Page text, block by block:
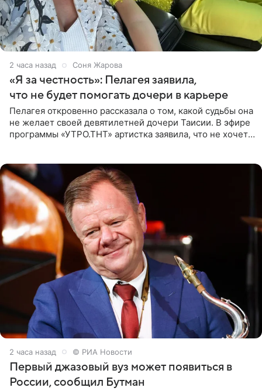
2 часа назад Соня Жарова
«Я за честность»: Пелагея заявила,
что не будет помогать дочери в карьере
Пелагея откровенно рассказала о том, какой судьбы она
не желает своей девятилетней дочери Таисии. В эфире
программы «УТРО.ТНТ» артистка заявила, что не хочет
2 часа назад © РИА Новости
Первый джазовый вуз может появиться в
России, сообщил Бутман